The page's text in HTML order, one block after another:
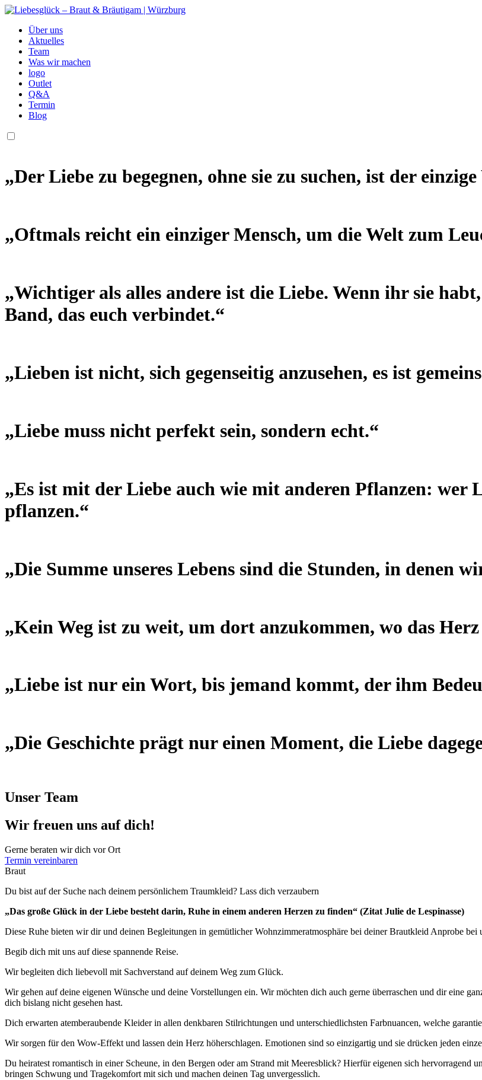
Über uns
Aktuelles
Team
Was wir machen
logo
Outlet
Q&A
Termin
Blog
„Der Liebe zu begegnen, ohne sie zu suchen, ist der
„Oftmals reicht ein einziger Mensch, um die Welt zum
„Wichtiger als alles andere ist die Liebe. Wenn ihr sie
Band, das euch verbindet.“
„Lieben ist nicht, sich gegenseitig anzusehen, es ist
„Liebe muss nicht perfekt sein, sondern echt.“
„Es ist mit der Liebe auch wie mit anderen Pflanzen: wer
pflanzen.“
„Die Summe unseres Lebens sind die Stunden, in denen
„Kein Weg ist zu weit, um dort anzukommen, wo das Herz
„Liebe ist nur ein Wort, bis jemand kommt, der ihm
„Die Geschichte prägt nur einen Moment, die Liebe
Unser Team
Wir freuen uns auf dich!
Gerne beraten wir dich vor Ort
Termin vereinbaren
Braut
Du bist auf der Suche nach deinem persönlichem Traumkleid? Lass dich verzaubern
„Das große Glück in der Liebe besteht darin, Ruhe in einem anderen Herzen zu finden“ (Zitat Julie de Lespinasse)
Diese Ruhe bieten wir dir und deinen Begleitungen in gemütlicher Wohnzimmeratmosphäre bei deiner Brautkleid Anprobe bei
Begib dich mit uns auf diese spannende Reise.
Wir begleiten dich liebevoll mit Sachverstand auf deinem Weg zum Glück.
Wir gehen auf deine eigenen Wünsche und deine Vorstellungen ein. Wir möchten dich auch gerne überraschen und dir eine
dich bislang nicht gesehen hast.
Dich erwarten atemberaubende Kleider in allen denkbaren Stilrichtungen und unterschiedlichsten Farbnuancen, welche
Wir sorgen für den Wow-Effekt und lassen dein Herz höherschlagen. Emotionen sind so einzigartig und sie drücken jeden
Du heiratest romantisch in einer Scheune, in den Bergen oder am Strand mit Meeresblick? Hierfür eigenen sich
bringen Schwung und Tragekomfort mit sich und machen deinen Tag unvergesslich.